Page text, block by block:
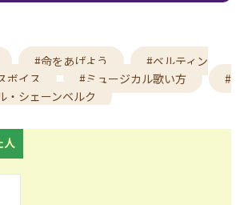
#命をあげよう
#ベルティン
ボイス #ミュージカル歌い方
#
・シェーンベルク
人